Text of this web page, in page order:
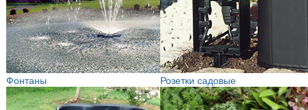
Фонтаны Розетки садовые